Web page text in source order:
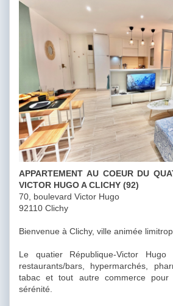
APPARTEMENT AU COEUR DU
VICTOR HUGO A CLICHY (92)
70, boulevard Victor Hugo
92110 Clichy
Bienvenue à Clichy, ville animée
Le quatier République-Victor
restaurants/bars, hypermarchés,
tabac et tout autre commerce
sérénité.